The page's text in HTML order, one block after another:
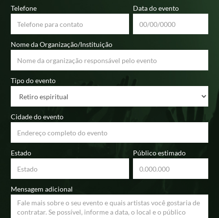
Telefone Data do evento
Nome da Organização/Instituição
Tipo do evento
Cidade do evento
Estado Público estimado
Mensagem adicional